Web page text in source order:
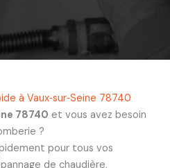
à Vaux‑sur‑Seine 78740
78740 et vous avez besoin
?
pour tous vos
de chaudière,